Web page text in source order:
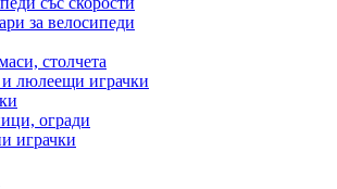
за велосипеди
столчета
люлеещи играчки
огради
играчки